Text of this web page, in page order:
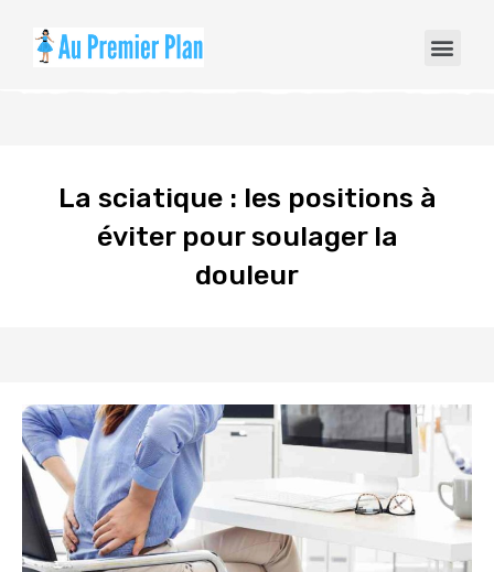
La sciatique : les positions à
éviter pour soulager la
douleur